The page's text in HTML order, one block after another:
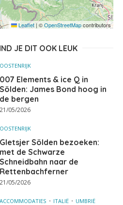
Leaflet |©OpenStreetMapcontributors
JE DIT OOK LEUK
OOSTENRIJK
007 Elements & ice Q in
Sölden: James Bond hoog in
de bergen
21/05/2026
OOSTENRIJK
Gletsjer Sölden bezoeken:
met de Schwarze
Schneidbahn naar de
Rettenbachferner
21/05/2026
ACCOMMODATIES ITALIË UMBRIË